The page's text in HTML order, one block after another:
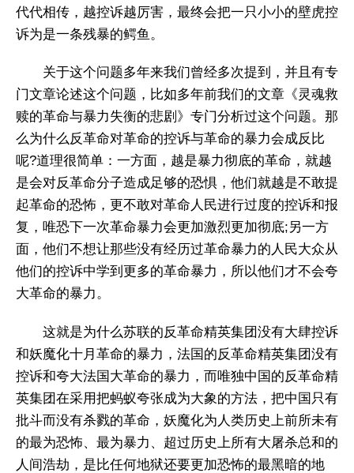
代代相传，越控诉越厉害，最终会把一只小小的壁虎控
诉为是一条残暴的鳄鱼。
关于这个问题多年来我们曾经多次提到，并且有专
门文章论述这个问题，比如多年前我们的文章《灵魂救
赎的革命与暴力失衡的悲剧》专门分析过这个问题。那
么为什么反革命对革命的控诉与革命的暴力会成反比
呢?道理很简单：一方面，越是暴力彻底的革命，就越
是会对反革命分子造成足够的恐惧，他们就越是不敢提
起革命的恐怖，更不敢对革命人民进行过度的控诉和报
复，唯恐下一次革命暴力会更加激烈更加彻底;另一方
面，他们不想让那些没有经历过革命暴力的人民大众从
他们的控诉中学到更多的革命暴力，所以他们才不会夸
大革命的暴力。
这就是为什么苏联的反革命精英集团没有大肆控诉
和妖魔化十月革命的暴力，法国的反革命精英集团没有
控诉和夸大法国大革命的暴力，而唯独中国的反革命精
英集团在采用把蚂蚁夸张成为大象的方法，把中国只有
批斗而没有杀戮的革命，妖魔化为人类历史上前所未有
的最为恐怖、最为暴力、超过历史上所有大屠杀总和的
人间浩劫，是比任何地狱还要更加恐怖的最黑暗的地